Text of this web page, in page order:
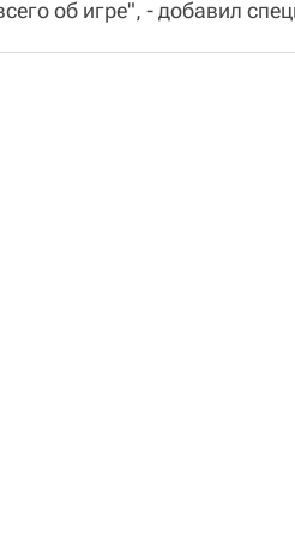
об игре", - добавил